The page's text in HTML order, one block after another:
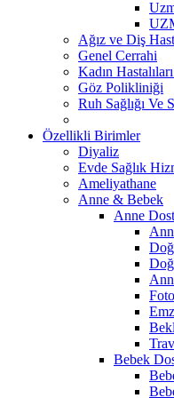
Ağız ve Diş
Genel Cerrahi
Kadın
Göz Polikliniği
Ruh Sağlığı Ve
Özellikli Birimler
Diyaliz
Evde Sağlık
Ameliyathane
Anne & Bebek
Anne
Bebek